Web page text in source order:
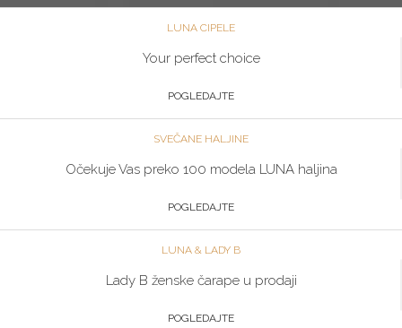
LUNA CIPELE
Your perfect choice
POGLEDAJTE
SVEČANE HALJINE
Očekuje Vas preko 100 modela LUNA haljina
POGLEDAJTE
LUNA & LADY B
Lady B ženske čarape u prodaji
POGLEDAJTE